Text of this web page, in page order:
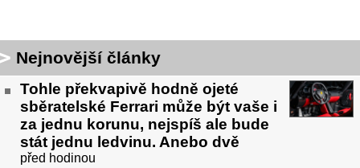
Nejnovější články
Tohle překvapivě hodně ojeté
sběratelské Ferrari může být vaše i
za jednu korunu, nejspíš ale bude
stát jednu ledvinu. Anebo dvě
před hodinou